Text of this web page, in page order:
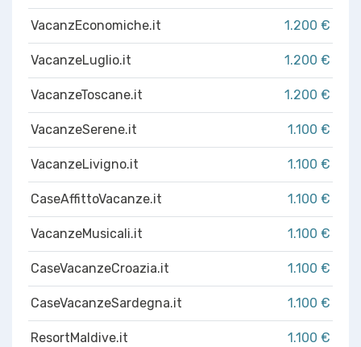
VacanzEconomiche.it 1.200 €
VacanzeLuglio.it 1.200 €
VacanzeToscane.it 1.200 €
VacanzeSerene.it 1.100 €
VacanzeLivigno.it 1.100 €
CaseAffittoVacanze.it 1.100 €
VacanzeMusicali.it 1.100 €
CaseVacanzeCroazia.it 1.100 €
CaseVacanzeSardegna.it 1.100 €
ResortMaldive.it 1.100 €